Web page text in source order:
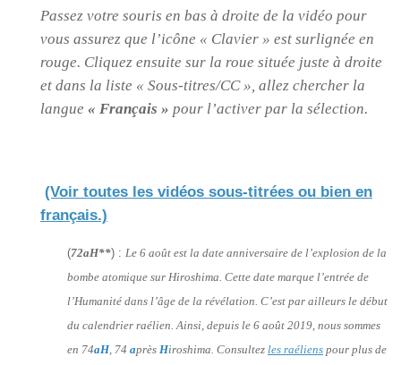
Passez votre souris en bas à droite de la vidéo pour
vous assurez que l’icône « Clavier » est surlignée en
rouge. Cliquez ensuite sur la roue située juste à droite
et dans la liste « Sous-titres/CC », allez chercher la
langue « Français » pour l’activer par la sélection.
(Voir toutes les vidéos sous-titrées ou bien en
français.)
(72aH**) : Le 6 août est la date anniversaire de l’explosion de la
bombe atomique sur Hiroshima. Cette date marque l’entrée de
l’Humanité dans l’âge de la révélation. C’est par ailleurs le début
du calendrier raélien. Ainsi, depuis le 6 août 2019, nous sommes
en 74aH, 74 après Hiroshima. Consultez les raéliens pour plus de